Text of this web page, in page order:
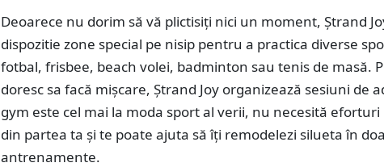
Deoarece nu dorim să vă plictisiți nici un moment, Ștrand
dispozitie zone special pe nisip pentru a practica diverse
fotbal, frisbee, beach volei, badminton sau tenis de masă.
doresc sa facă mișcare, Ștrand Joy organizează sesiuni de
gym este cel mai la moda sport al verii, nu necesită eforturi
din partea ta și te poate ajuta să îți remodelezi silueta în
antrenamente.